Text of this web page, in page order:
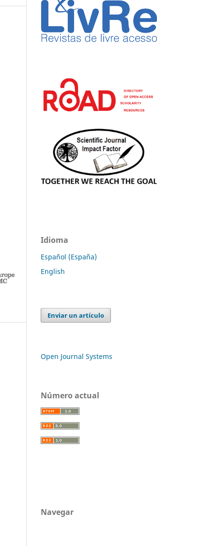
Idioma
Español (España)
English
Enviar un artículo
Open Journal Systems
Número actual
Navegar